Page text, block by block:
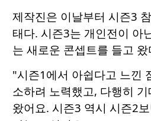
제작진은 이날부터 시즌3
태다. 시즌3는 개인전이 아
는 새로운 콘셉트를 들고 왔
"시즌1에서 아쉽다고 느낀
소하려 노력했고, 다행히
왔어요. 시즌3 역시 시즌2